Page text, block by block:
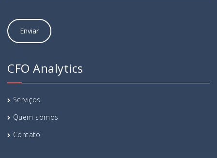
CFO Analytics
Serviços
Quem somos
Contato